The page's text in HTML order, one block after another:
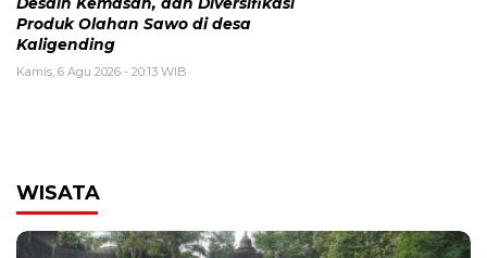
Produk Olahan Sawo di desa
Kaligending
Kamis, 6 Agu 2026 - 20:13 WIB
WISATA